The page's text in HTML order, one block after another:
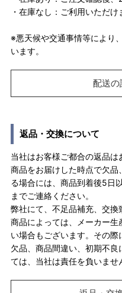
・在庫なし：ご利用いただけ
※悪天候や交通事情等により
います。
配送の
返品・交換について
当社はお客様ご都合の返品は
商品をお届けした時点で欠
る場合には、商品到着後5日
までご連絡ください。
弊社にて、不足品補充、交換
商品によっては、メーカー
い場合もございます。その際
欠品、商品間違い、初期不
ては、当社は責任を負いませ